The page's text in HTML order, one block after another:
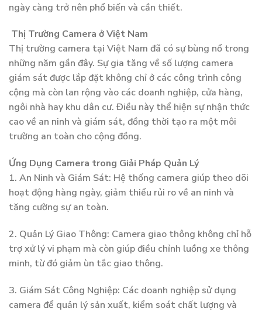
ngày càng trở nên phổ biến và cần thiết.
Thị Trường Camera ở Việt Nam
Thị trường camera tại Việt Nam đã có sự bùng nổ trong
những năm gần đây. Sự gia tăng về số lượng camera
giám sát được lắp đặt không chỉ ở các công trình công
cộng mà còn lan rộng vào các doanh nghiệp, cửa hàng,
ngôi nhà hay khu dân cư. Điều này thể hiện sự nhận thức
cao về an ninh và giám sát, đồng thời tạo ra một môi
trường an toàn cho cộng đồng.
Ứng Dụng Camera trong Giải Pháp Quản Lý
1. An Ninh và Giám Sát: Hệ thống camera giúp theo dõi
hoạt động hàng ngày, giảm thiểu rủi ro về an ninh và
tăng cường sự an toàn.
2. Quản Lý Giao Thông: Camera giao thông không chỉ hỗ
trợ xử lý vi phạm mà còn giúp điều chỉnh luồng xe thông
minh, từ đó giảm ùn tắc giao thông.
3. Giám Sát Công Nghiệp: Các doanh nghiệp sử dụng
camera để quản lý sản xuất, kiểm soát chất lượng và